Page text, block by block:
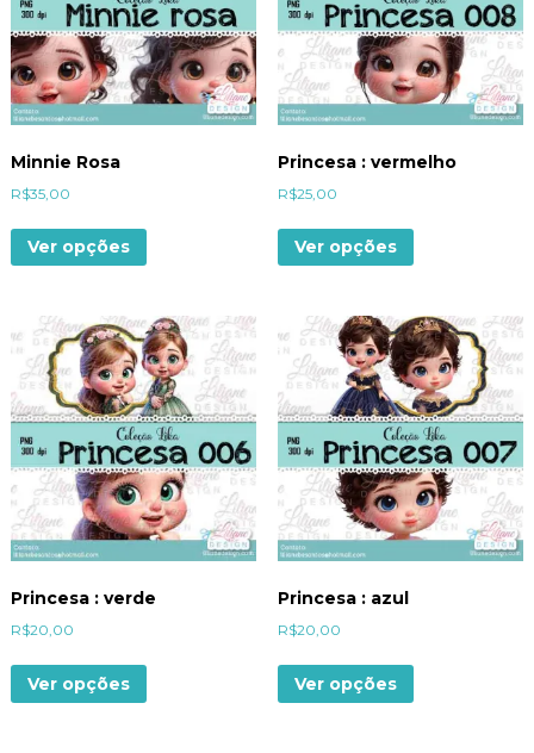
Minnie Rosa
R$35,00
Ver opções
Princesa : vermelho
R$25,00
Ver opções
Princesa : verde
R$20,00
Ver opções
Princesa : azul
R$20,00
Ver opções